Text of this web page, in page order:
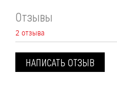
Отзывы
2 отзыва
НАПИСАТЬ ОТЗЫВ